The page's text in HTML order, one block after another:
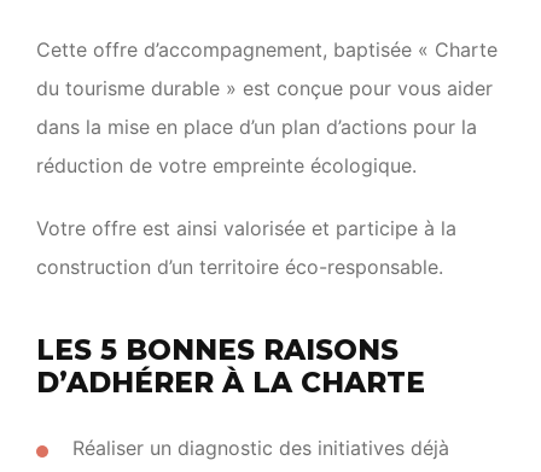
Cette offre d’accompagnement, baptisée « Charte
du tourisme durable » est conçue pour vous aider
dans la mise en place d’un plan d’actions pour la
réduction de votre empreinte écologique.
Votre offre est ainsi valorisée et participe à la
construction d’un territoire éco-responsable.
LES 5 BONNES RAISONS
D’ADHÉRER À LA CHARTE
Réaliser un diagnostic des initiatives déjà